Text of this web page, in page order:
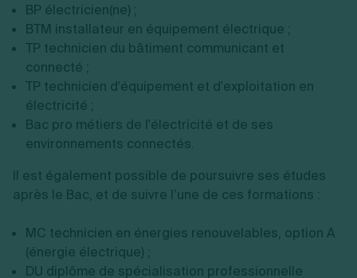
BP électricien(ne) ;
BTM installateur en équipement électrique ;
TP technicien du bâtiment communicant et
connecté ;
TP technicien d'équipement et d'exploitation en
électricité ;
Bac pro métiers de l'électricité et de ses
environnements connectés.
Il est également possible de poursuivre ses études
après le Bac, et de suivre l’une de ces formations :
MC technicien en énergies renouvelables, option A
(énergie électrique) ;
DU diplôme de spécialisation professionnelle